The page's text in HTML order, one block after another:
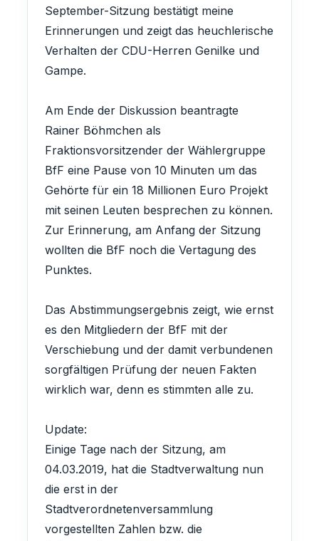
September-Sitzung bestätigt meine
Erinnerungen und zeigt das heuchlerische
Verhalten der CDU-Herren Genilke und
Gampe.
Am Ende der Diskussion beantragte
Rainer Böhmchen als
Fraktionsvorsitzender der Wählergruppe
BfF eine Pause von 10 Minuten um das
Gehörte für ein 18 Millionen Euro Projekt
mit seinen Leuten besprechen zu können.
Zur Erinnerung, am Anfang der Sitzung
wollten die BfF noch die Vertagung des
Punktes.
Das Abstimmungsergebnis zeigt, wie ernst
es den Mitgliedern der BfF mit der
Verschiebung und der damit verbundenen
sorgfältigen Prüfung der neuen Fakten
wirklich war, denn es stimmten alle zu.
Update:
Einige Tage nach der Sitzung, am
04.03.2019, hat die Stadtverwaltung nun
die erst in der
Stadtverordnetenversammlung
vorgestellten Zahlen bzw. die
MACH MIT!